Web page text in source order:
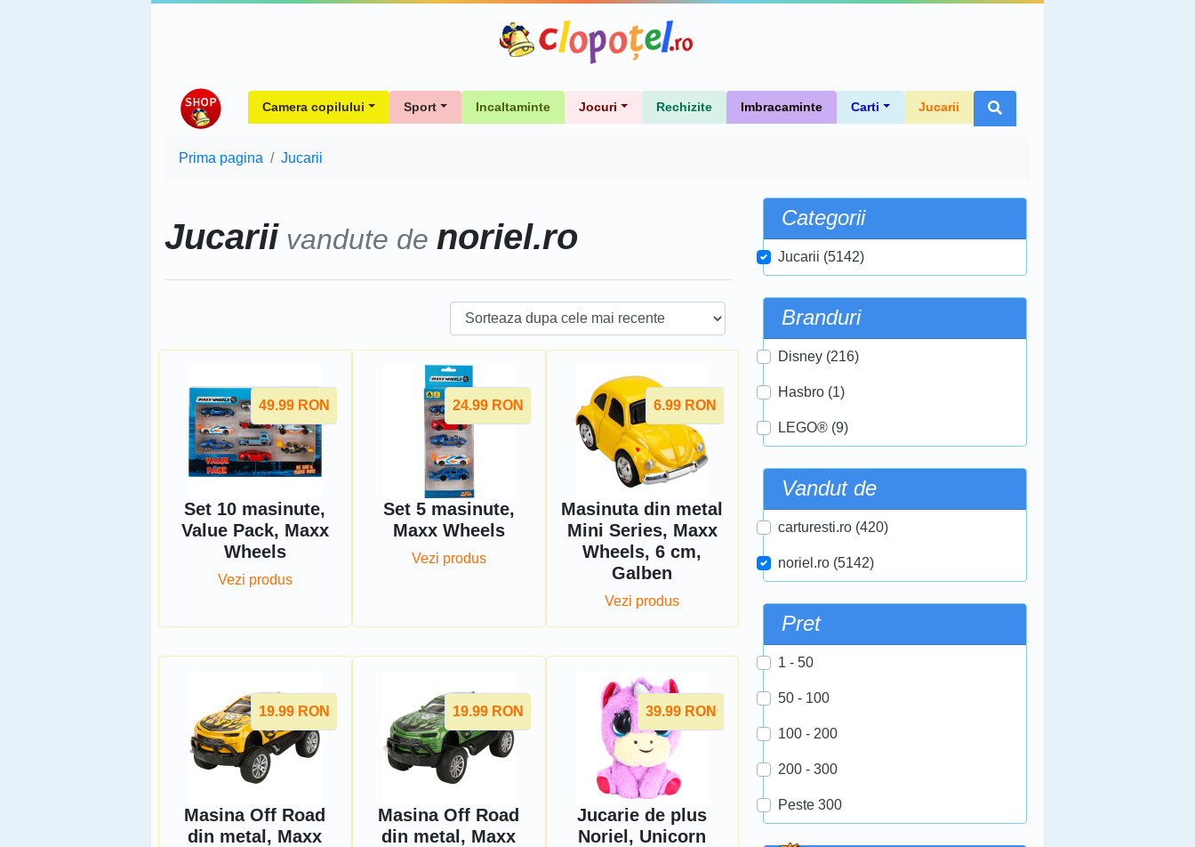
Camera copilului Sport Incaltaminte Jocuri Rechizite Imbracaminte Carti Jucarii
Prima pagina Jucarii
Jucarii vandute de noriel.ro
49.99 RON
Set 10 masinute,
Value Pack, Maxx
Wheels
Vezi produs
24.99 RON
Set 5 masinute,
Maxx Wheels
Vezi produs
6.99 RON
Masinuta din metal
Mini Series, Maxx
Wheels, 6 cm,
Galben
Vezi produs
19.99 RON
Masina Off Road
din metal, Maxx
19.99 RON
Masina Off Road
din metal, Maxx
39.99 RON
Jucarie de plus
Noriel, Unicorn
Categorii
Jucarii (5142)
Branduri
Disney (216)
Hasbro (1)
LEGO® (9)
Vandut de
carturesti.ro (420)
noriel.ro (5142)
Pret
1 - 50
50 - 100
100 - 200
200 - 300
Peste 300